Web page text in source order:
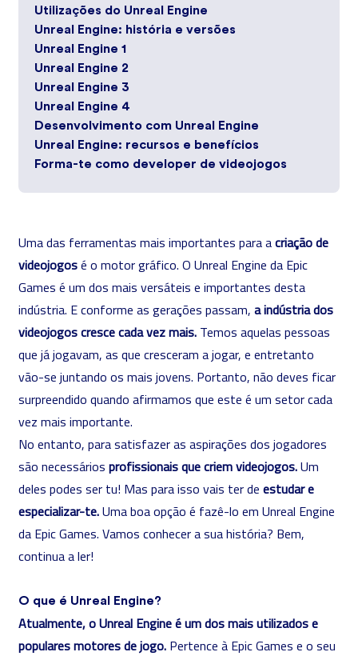
Utilizações do Unreal Engine
Unreal Engine: história e versões
Unreal Engine 1
Unreal Engine 2
Unreal Engine 3
Unreal Engine 4
Desenvolvimento com Unreal Engine
Unreal Engine: recursos e benefícios
Forma-te como developer de videojogos
Uma das ferramentas mais importantes para acriação de
videojogosé o motor gráfico. O Unreal Engine da Epic
Games é um dos mais versáteis e importantes desta
indústria. E conforme as gerações passam, a indústria dos
videojogos cresce cada vez mais. Temos aquelas pessoas
que já jogavam, as que cresceram a jogar, e entretanto
vão-se juntando os mais jovens. Portanto, não deves ficar
surpreendido quando afirmamos que este é um setor cada
vez mais importante.
No entanto, para satisfazer as aspirações dos jogadores
são necessários profissionais que criem videojogos.Um
deles podes ser tu! Mas para isso vais ter de estudar e
especializar-te.Uma boa opção é fazê-lo em Unreal Engine
da Epic Games. Vamos conhecer a sua história? Bem,
continua a ler!
O que é Unreal Engine?
Atualmente, o Unreal Engine é um dos mais utilizados e
populares motores de jogo. Pertence à Epic Games e o seu